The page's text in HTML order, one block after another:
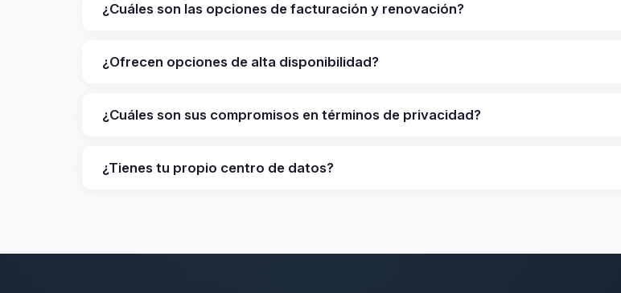
¿Cuáles son las opciones de facturación y renovación?
¿Ofrecen opciones de alta disponibilidad?
¿Cuáles son sus compromisos en términos de privacidad?
¿Tienes tu propio centro de datos?